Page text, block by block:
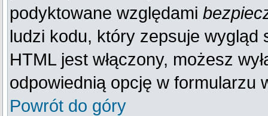
podyktowane względami
ludzi kodu, który zepsuje wygląd
HTML jest włączony, możesz
odpowiednią opcję w formularzu
Powrót do góry